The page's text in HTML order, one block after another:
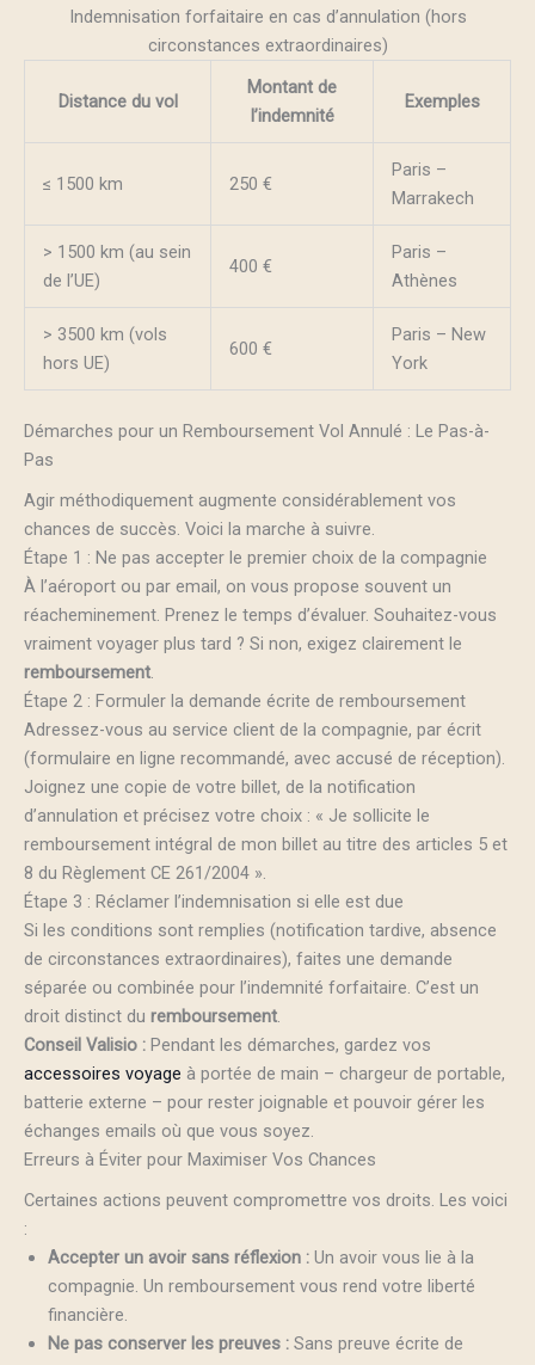
Indemnisation forfaitaire en cas d’annulation (hors
circonstances extraordinaires)
Distance du vol
Montant de
l’indemnité
Exemples
≤ 1500 km 250 €
Paris –
Marrakech
> 1500 km (au sein
de l’UE)
400 €
Paris –
Athènes
> 3500 km (vols
hors UE)
600 €
Paris – New
York
Démarches pour un Remboursement Vol Annulé : Le Pas-à-
Pas
Agir méthodiquement augmente considérablement vos
chances de succès. Voici la marche à suivre.
Étape 1 : Ne pas accepter le premier choix de la compagnie
À l’aéroport ou par email, on vous propose souvent un
réacheminement. Prenez le temps d’évaluer. Souhaitez-vous
vraiment voyager plus tard ? Si non, exigez clairement le
remboursement.
Étape 2 : Formuler la demande écrite de remboursement
Adressez-vous au service client de la compagnie, par écrit
(formulaire en ligne recommandé, avec accusé de réception).
Joignez une copie de votre billet, de la notification
d’annulation et précisez votre choix : « Je sollicite le
remboursement intégral de mon billet au titre des articles 5 et
8 du Règlement CE 261/2004 ».
Étape 3 : Réclamer l’indemnisation si elle est due
Si les conditions sont remplies (notification tardive, absence
de circonstances extraordinaires), faites une demande
séparée ou combinée pour l’indemnité forfaitaire. C’est un
droit distinct du remboursement.
Conseil Valisio : Pendant les démarches, gardez vos
accessoires voyage à portée de main – chargeur de portable,
batterie externe – pour rester joignable et pouvoir gérer les
échanges emails où que vous soyez.
Erreurs à Éviter pour Maximiser Vos Chances
Certaines actions peuvent compromettre vos droits. Les voici
:
Accepter un avoir sans réflexion : Un avoir vous lie à la
compagnie. Un remboursement vous rend votre liberté
financière.
Ne pas conserver les preuves : Sans preuve écrite de